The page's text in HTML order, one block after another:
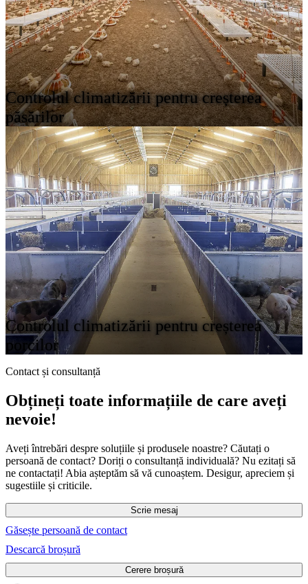
Controlul climatizării pentru creșterea
păsărilor
Controlul climatizării pentru creșterea
porcilor
Contact și consultanță
Obțineți toate informațiile de care aveți
nevoie!
Aveți întrebări despre soluțiile și produsele noastre? Căutați o
persoană de contact? Doriți o consultanță individuală? Nu ezitați să
ne contactați! Abia așteptăm să vă cunoaștem. Desigur, apreciem și
sugestiile și criticile.
Scrie mesaj
Găsește persoană de contact
Descarcă broșură
Cerere broșură